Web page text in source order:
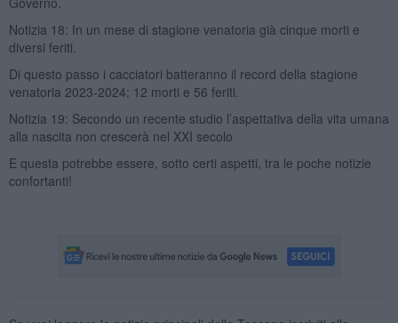
Notizia 18: In un mese di stagione venatoria già cinque morti e
diversi feriti.
Di questo passo i cacciatori batteranno il record della stagione
venatoria 2023-2024: 12 morti e 56 feriti.
Notizia 19: Secondo un recente studio l’aspettativa della vita umana
alla nascita non crescerà nel XXI secolo
E questa potrebbe essere, sotto certi aspetti, tra le poche notizie
confortanti!